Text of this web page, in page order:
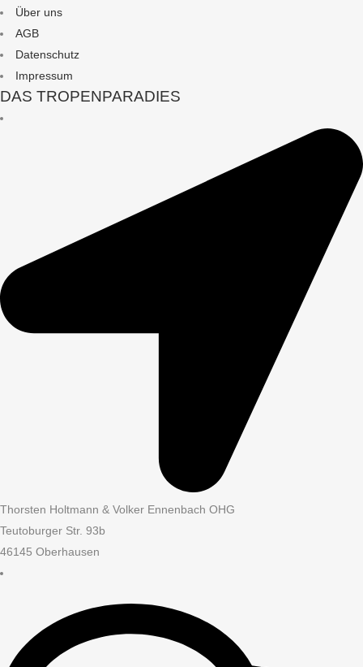
Über uns
AGB
Datenschutz
Impressum
DAS TROPENPARADIES
Thorsten Holtmann & Volker Ennenbach OHG
Teutoburger Str. 93b
46145 Oberhausen